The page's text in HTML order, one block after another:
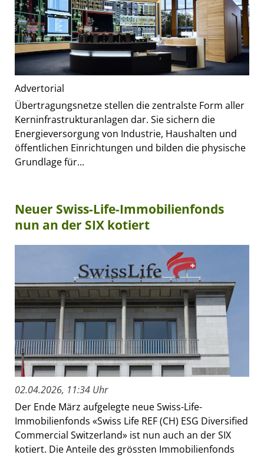
Advertorial
Übertragungsnetze stellen die zentralste Form aller
Kerninfrastrukturanlagen dar. Sie sichern die
Energieversorgung von Industrie, Haushalten und
öffentlichen Einrichtungen und bilden die physische
Grundlage für...
Neuer Swiss-Life-Immobilienfonds
nun an der SIX kotiert
02.04.2026, 11:34 Uhr
Der Ende März aufgelegte neue Swiss-Life-
Immobilienfonds «Swiss Life REF (CH) ESG Diversified
Commercial Switzerland» ist nun auch an der SIX
kotiert. Die Anteile des grössten Immobilienfonds